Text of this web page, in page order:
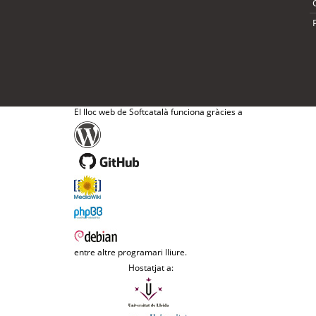
El lloc web de Softcatalà funciona gràcies a
entre altre programari lliure.
Hostatjat a: